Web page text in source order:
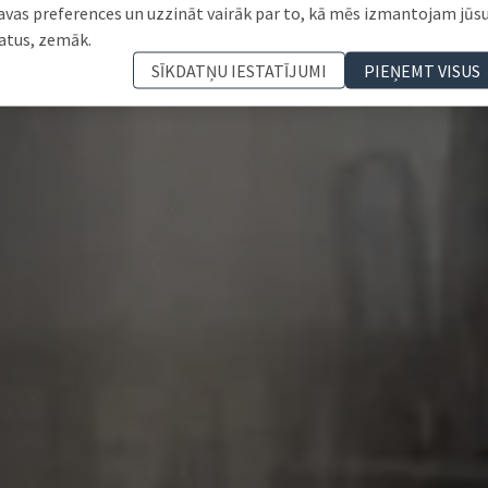
preferences un uzzināt vairāk par to, kā mēs izmantojam
zemāk.
SĪKDATŅU IESTATĪJUMI
PIEŅEMT VISUS